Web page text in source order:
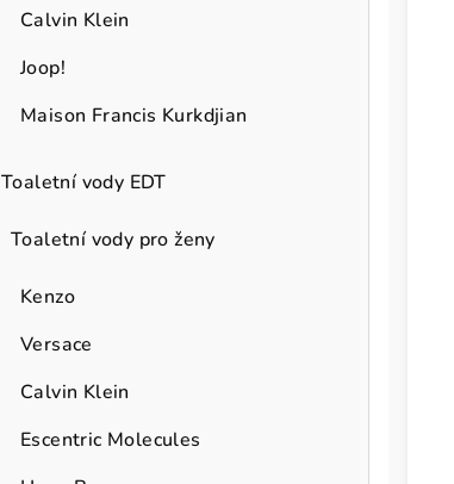
Calvin Klein
Joop!
Maison Francis Kurkdjian
Toaletní vody EDT
Toaletní vody pro ženy
Kenzo
Versace
Calvin Klein
Escentric Molecules